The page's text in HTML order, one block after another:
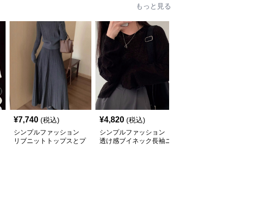
もっと見る
¥7,740 (税込)
シンプルファッション
リブニットトップスとプ
¥4,820 (税込)
シンプルファッション
透け感ブイネック長袖ニ